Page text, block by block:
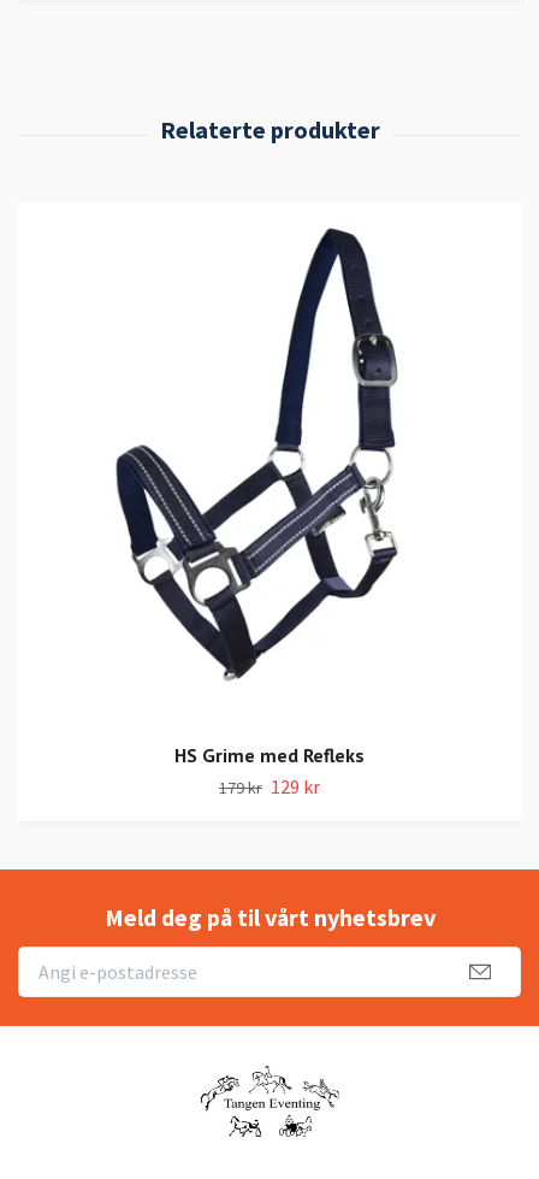
HS Grime med Refleks
179 kr 129 kr
Meld deg på til vårt nyhetsbrev